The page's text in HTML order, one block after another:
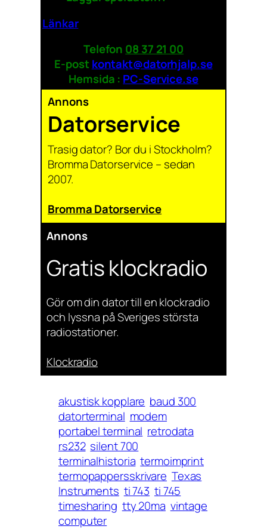
Länkar
Telefon 08 37 21 00
E-post kontakt@datorhjalp.se
Hemsida : PC-Service.se
Annons
Datorservice
Trasig dator? Bor du i Stockholm?
Bromma Datorservice – sedan
2007.
Bromma Datorservice
Annons
Gratis klockradio
Gör om din dator till en klockradio
och lyssna på Sveriges största
radiostationer.
Klockradio
akustisk kopplare baud 300
datorterminal modem
portabel terminal retrodata
rs232 silent 700
terminalhistoria termoimprint
termopappersskrivare Texas
Instruments ti 743 ti 745
timesharing tty 20ma vintage
computer